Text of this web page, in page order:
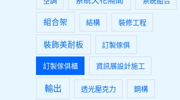
組合架 結構 裝修工程
裝飾美耐板 訂製傢俱
訂製傢俱櫃 資訊展設計施工
輸出 透光壓克力 鋼構